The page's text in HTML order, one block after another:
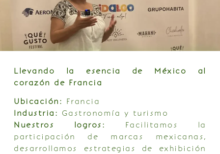
Llevando la esencia de México al
corazón de Francia
Ubicación: Francia
Industria: Gastronomía y turismo
Nuestros logros:
Facilitamos la
participación de marcas mexicanas,
desarrollamos estrategias de exhibición